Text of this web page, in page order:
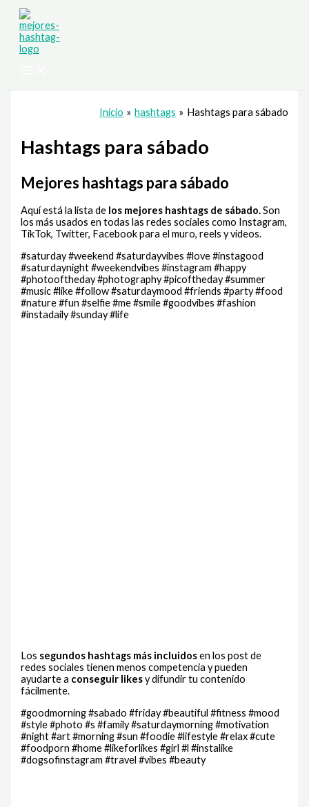
contenido
Inicio hashtags Hashtags para sábado
Hashtags para sábado
Mejores hashtags para sábado
Aquí está la lista de los mejores hashtags de sábado.Son
los más usados en todas las redes sociales como Instagram,
TikTok, Twitter, Facebook para el muro, reels y videos.
#saturday #weekend #saturdayvibes #love #instagood
#saturdaynight #weekendvibes #instagram #happy
#photooftheday #photography #picoftheday #summer
#music #like #follow #saturdaymood #friends #party #food
#nature #fun #selfie #me #smile #goodvibes #fashion
#instadaily #sunday #life
Los segundos hashtags más incluidosen los post de
redes sociales tienen menos competencia y pueden
ayudarte a conseguir likesy difundir tu contenido
fácilmente.
#goodmorning #sabado #friday #beautiful #fitness #mood
#style #photo #s #family #saturdaymorning #motivation
#night #art #morning #sun #foodie #lifestyle #relax #cute
#foodporn #home #likeforlikes #girl #l #instalike
#dogsofinstagram #travel #vibes #beauty